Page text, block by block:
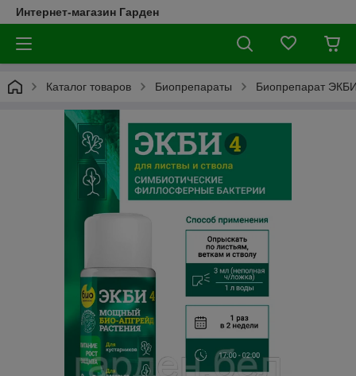
Интернет-магазин Гарден
Каталог товаров Биопрепараты Биопрепарат